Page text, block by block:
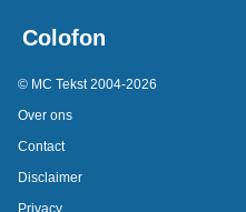
Colofon
© MC Tekst 2004-2026
Over ons
Contact
Disclaimer
Privacy